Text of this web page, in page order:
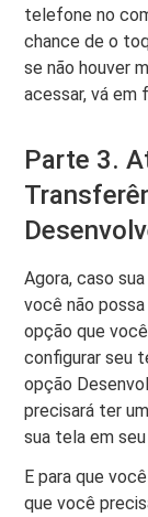
telefone no
chance de o
se não houver
acessar, vá em
Parte 3.
Agora, caso
você não
opção que
configurar seu
opção
precisará ter
sua tela em
E para que
que você